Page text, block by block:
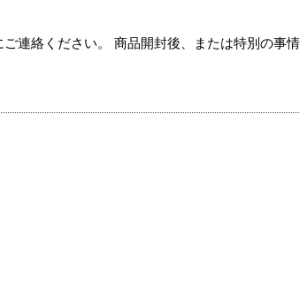
連絡ください。 商品開封後、または特別の事